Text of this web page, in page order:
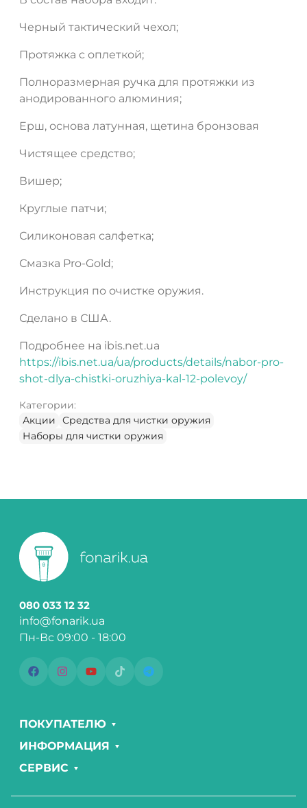
Черный тактический чехол;
Протяжка с оплеткой;
Полноразмерная ручка для протяжки из
анодированного алюминия;
Ерш, основа латунная, щетина бронзовая
Чистящее средство;
Вишер;
Круглые патчи;
Силиконовая салфетка;
Смазка Pro-Gold;
Инструкция по очистке оружия.
Сделано в США.
Подробнее на ibis.net.ua
https://ibis.net.ua/ua/products/details/nabor-pro-
shot-dlya-chistki-oruzhiya-kal-12-polevoy/
Категории:
Акции
Средства для чистки оружия
Наборы для чистки оружия
080 033 12 32
info@fonarik.ua
Пн-Вс 09:00 - 18:00
ПОКУПАТЕЛЮ
ИНФОРМАЦИЯ
СЕРВИС